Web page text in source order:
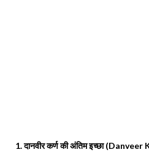
1. दानवीर कर्ण की अंतिम इच्छा